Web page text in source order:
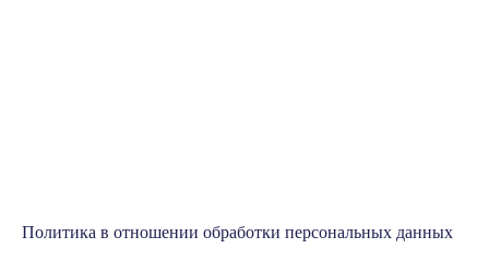
Политика в отношении обработки персональных данных